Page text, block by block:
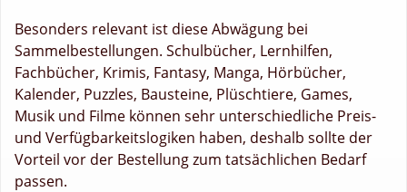
Besonders relevant ist diese Abwägung bei
Sammelbestellungen. Schulbücher, Lernhilfen,
Fachbücher, Krimis, Fantasy, Manga, Hörbücher,
Kalender, Puzzles, Bausteine, Plüschtiere, Games,
Musik und Filme können sehr unterschiedliche Preis-
und Verfügbarkeitslogiken haben, deshalb sollte der
Vorteil vor der Bestellung zum tatsächlichen Bedarf
passen.